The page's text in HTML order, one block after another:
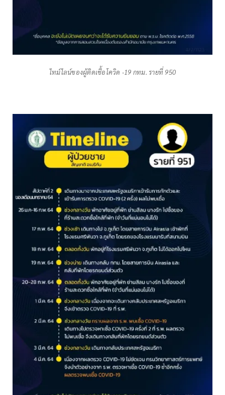
ไทม์ไลน์ของผู้ติดเชื้อโควิด -19 กทม. รายที่ 950